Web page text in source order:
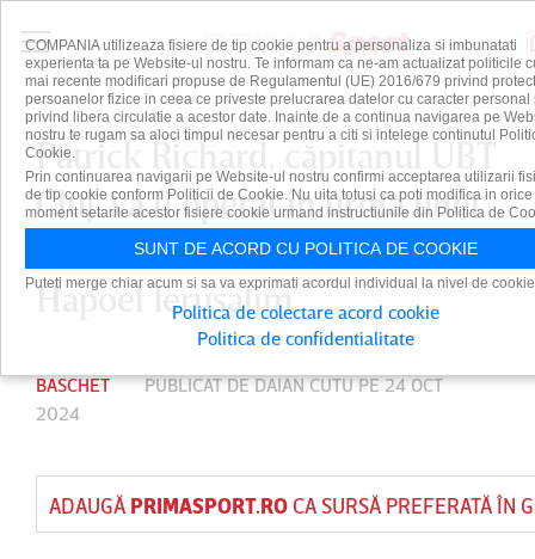
Patrick Richard, căpitanul UBT
Cluj, va fi operat în urma unei
duble fracturi în meciul cu
Hapoel Ierusalim
BASCHET PUBLICAT DEDAIAN CUTUPE 24 OCT
2024
ADAUGĂ PRIMASPORT.ROCA SURSĂ PREFERATĂ ÎN
COMPANIA utilizeaza fisiere de tip cookie pentru a personaliza si imbunatati
experienta ta pe Website-ul nostru. Te informam ca ne-am actualizat politicile
mai recente modificari propuse de Regulamentul (UE) 2016/679 privind
persoanelor fizice in ceea ce priveste prelucrarea datelor cu caracter personal
privind libera circulatie a acestor date. Inainte de a continua navigarea pe
nostru te rugam sa aloci timpul necesar pentru a citi si intelege continutul
Cookie.
Prin continuarea navigarii pe Website-ul nostru confirmi acceptarea utilizarii
de tip cookie conform Politicii de Cookie. Nu uita totusi ca poti modifica in orice
moment setarile acestor fisiere cookie urmand instructiunile din Politica de
SUNT DE ACORD CU POLITICA DE COOKIE
Puteti merge chiar acum si sa va exprimati acordul individual la nivel de
Politica de colectare acord cookie
Politica de confidentialitate